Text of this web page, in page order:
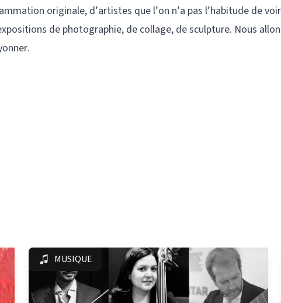
originale, d’artistes que l’on n’a pas l’habitude de
de photographie, de collage, de sculpture. Nous
MUSIQUE